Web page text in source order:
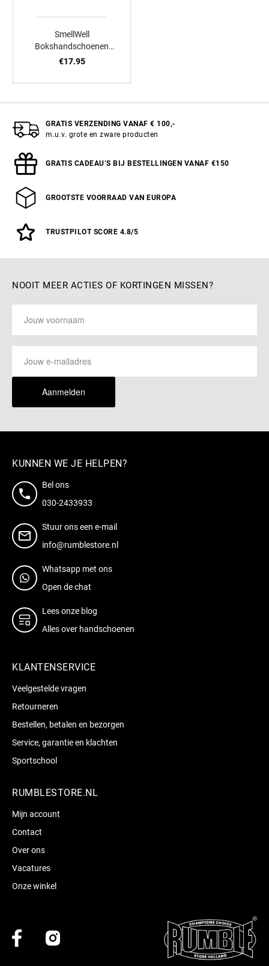
SmellWell
Bokshandschoenen
Verfrissers Active XL
€17.95
GRATIS VERZENDING VANAF € 100,-
m.u.v. grote en zware producten
GRATIS CADEAU’S BIJ BESTELLINGEN VANAF €150
GROOTSTE VOORRAAD VAN EUROPA
TRUSTPILOT SCORE 4.8/5
NOOIT MEER ACTIES OF KORTINGEN MISSEN?
Aanmelden
KUNNEN WE JE HELPEN?
Bel ons
030-2433933
Stuur ons een e-mail
info@rumblestore.nl
Whatsapp met ons
Open de chat
Lees onze blog
Alles over handschoenen
KLANTENSERVICE
Veelgestelde vragen
Retourneren
Bestellen, betalen en bezorgen
Service, garantie en klachten
Sportschool
RUMBLESTORE.NL
Mijn account
Contact
Over ons
Vacatures
Onze winkel